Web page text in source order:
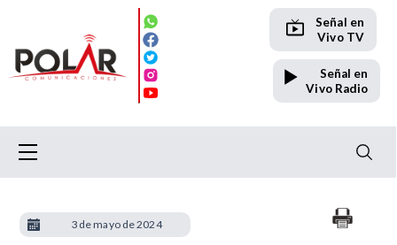
Señal en
Vivo TV
Señal en
Vivo Radio
3 de mayo de 2024